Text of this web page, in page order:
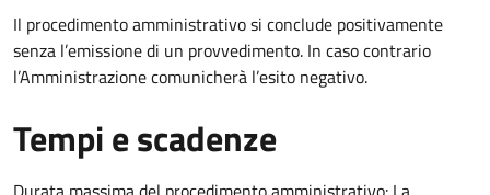
Il procedimento amministrativo si conclude positivamente
senza l’emissione di un provvedimento. In caso contrario
l’Amministrazione comunicherà l’esito negativo.
Tempi e scadenze